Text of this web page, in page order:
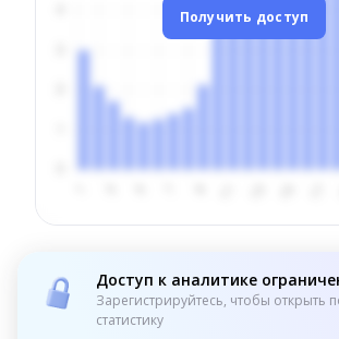
Получить доступ
Доступ к аналитике
Зарегистрируйтесь, чтобы открыть
статистику